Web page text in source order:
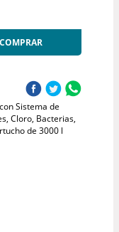
COMPRAR
Sistema de
Cloro, Bacterias,
de 3000 l